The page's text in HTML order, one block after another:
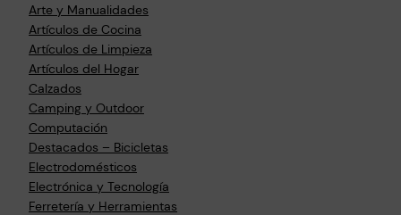
Arte y Manualidades
Artículos de Cocina
Artículos de Limpieza
Artículos del Hogar
Calzados
Camping y Outdoor
Computación
Destacados – Bicicletas
Electrodomésticos
Electrónica y Tecnología
Ferretería y Herramientas